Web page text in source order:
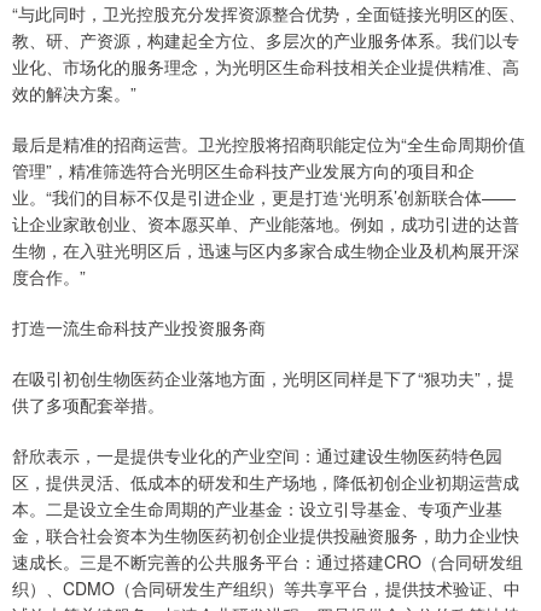
“与此同时，卫光控股充分发挥资源整合优势，全面链接光明区的医、
教、研、产资源，构建起全方位、多层次的产业服务体系。我们以专
业化、市场化的服务理念，为光明区生命科技相关企业提供精准、高
效的解决方案。”
最后是精准的招商运营。卫光控股将招商职能定位为“全生命周期价值
管理”，精准筛选符合光明区生命科技产业发展方向的项目和企
业。“我们的目标不仅是引进企业，更是打造‘光明系’创新联合体——
让企业家敢创业、资本愿买单、产业能落地。例如，成功引进的达普
生物，在入驻光明区后，迅速与区内多家合成生物企业及机构展开深
度合作。”
打造一流生命科技产业投资服务商
在吸引初创生物医药企业落地方面，光明区同样是下了“狠功夫”，提
供了多项配套举措。
舒欣表示，一是提供专业化的产业空间：通过建设生物医药特色园
区，提供灵活、低成本的研发和生产场地，降低初创企业初期运营成
本。二是设立全生命周期的产业基金：设立引导基金、专项产业基
金，联合社会资本为生物医药初创企业提供投融资服务，助力企业快
速成长。三是不断完善的公共服务平台：通过搭建CRO（合同研发组
织）、CDMO（合同研发生产组织）等共享平台，提供技术验证、中